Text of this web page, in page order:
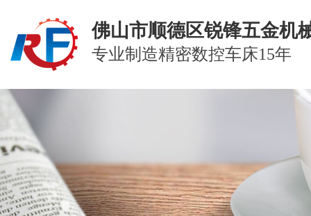
佛山市顺德区锐锋五金机
专业制造精密数控车床15年